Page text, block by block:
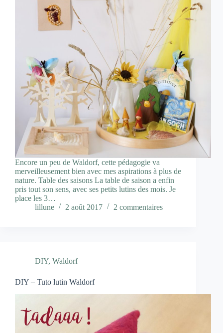
Encore un peu de Waldorf, cette pédagogie va
merveilleusement bien avec mes aspirations à plus de
nature. Table des saisons La table de saison a enfin
pris tout son sens, avec ses petits lutins des mois. Je
place les 3…
lillune
2 août 2017 2 commentaires
DIY, Waldorf
DIY – Tuto lutin Waldorf